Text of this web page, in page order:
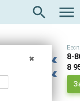
search 
✖
8-
8